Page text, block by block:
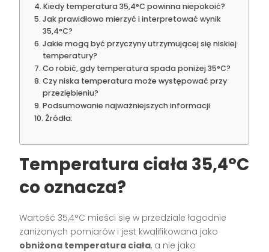
Kiedy temperatura 35,4°C powinna niepokoić?
Jak prawidłowo mierzyć i interpretować wynik
35,4°C?
Jakie mogą być przyczyny utrzymującej się niskiej
temperatury?
Co robić, gdy temperatura spada poniżej 35°C?
Czy niska temperatura może występować przy
przeziębieniu?
Podsumowanie najważniejszych informacji
Źródła:
Temperatura ciała 35,4°C
co oznacza?
Wartość 35,4°C mieści się w przedziale łagodnie
zaniżonych pomiarów i jest kwalifikowana jako
obniżona temperatura ciała, a nie jako